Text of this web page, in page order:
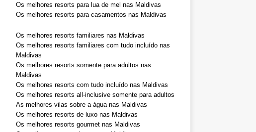
Os melhores resorts para lua de mel nas Maldivas
Os melhores resorts para casamentos nas Maldivas
Os melhores resorts familiares nas Maldivas
Os melhores resorts familiares com tudo incluído nas
Maldivas
Os melhores resorts somente para adultos nas
Maldivas
Os melhores resorts com tudo incluído nas Maldivas
Os melhores resorts all-inclusive somente para adultos
As melhores vilas sobre a água nas Maldivas
Os melhores resorts de luxo nas Maldivas
Os melhores resorts gourmet nas Maldivas